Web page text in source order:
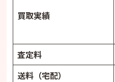
買取実績
査定料
送料（宅配）